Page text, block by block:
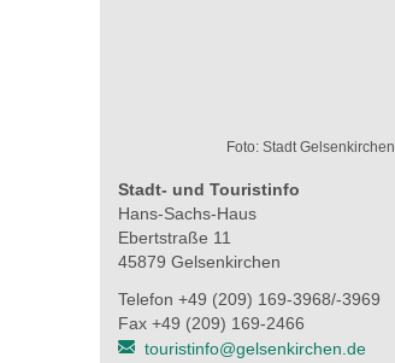
Foto: Stadt Gelsenkirchen
Stadt- und Touristinfo
Hans-Sachs-Haus
Ebertstraße 11
45879 Gelsenkirchen
Telefon +49 (209) 169-3968/-3969
Fax +49 (209) 169-2466
touristinfo@gelsenkirchen.de